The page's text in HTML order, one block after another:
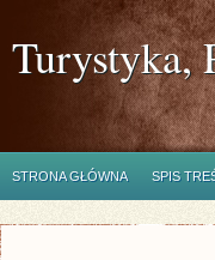
Turystyka,
STRONA GŁÓWNA SPIS